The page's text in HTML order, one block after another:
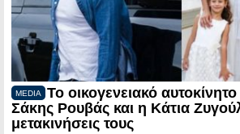
MEDIA
Το οικογενειακό
Σάκης Ρουβάς και η Κάτια
μετακινήσεις τους